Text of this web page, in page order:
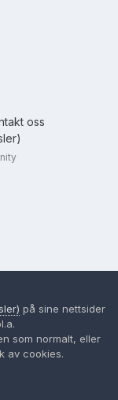
oss
på sine nettsider
som normalt, eller
av cookies.